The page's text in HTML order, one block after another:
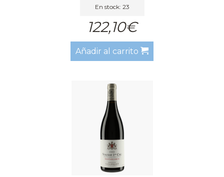
En stock: 23
122,10€
Añadir al carrito